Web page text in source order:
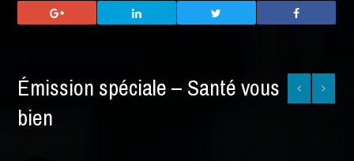
Émission spéciale – Santé vous
bien